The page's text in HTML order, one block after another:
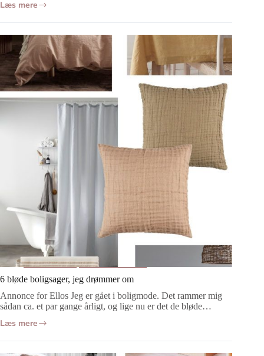
Læs mere
Nyt
til
+
boligsager
jeg
drømmer
om
Indretning Boligdrømme
6 bløde boligsager, jeg drømmer om
Annonce for Ellos Jeg er gået i boligmode. Det rammer mig
sådan ca. et par gange årligt, og lige nu er det de bløde…
Læs mere
6
bløde
boligsager,